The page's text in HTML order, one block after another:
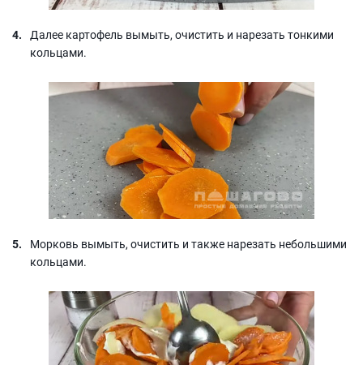
Далее картофель вымыть, очистить и нарезать тонкими
кольцами.
Морковь вымыть, очистить и также нарезать небольшими
кольцами.